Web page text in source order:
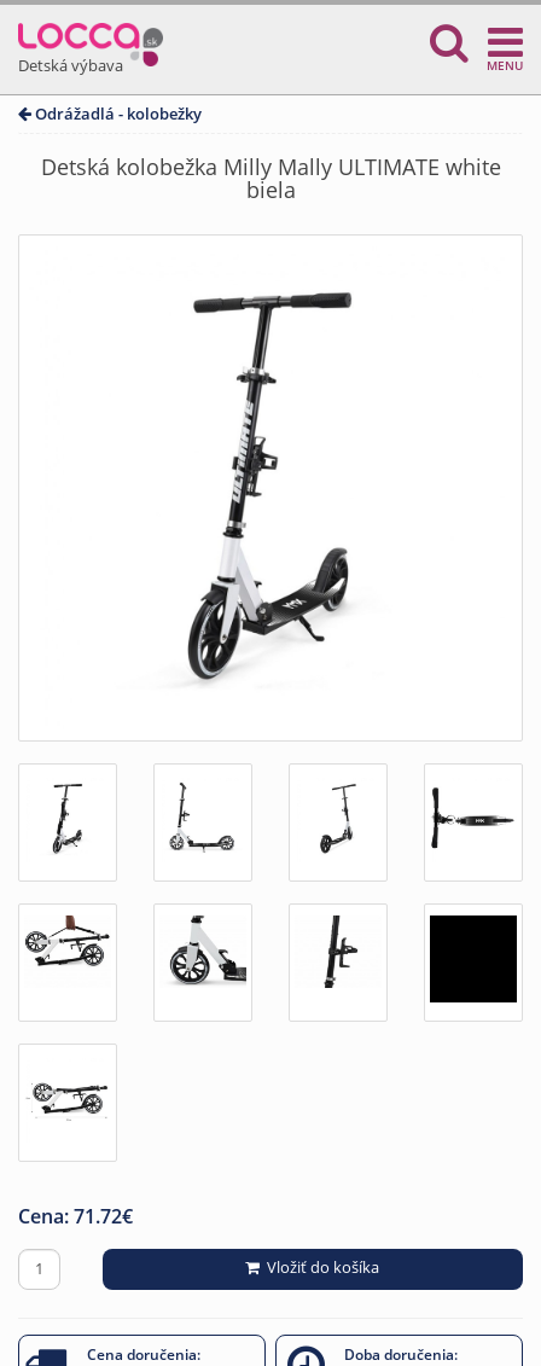
Detská výbava MENU
Odrážadlá - kolobežky
Detská kolobežka Milly Mally ULTIMATE white
biela
Cena:71.72€
Vložiť do košíka
Cena doručenia:
Doba doručenia: